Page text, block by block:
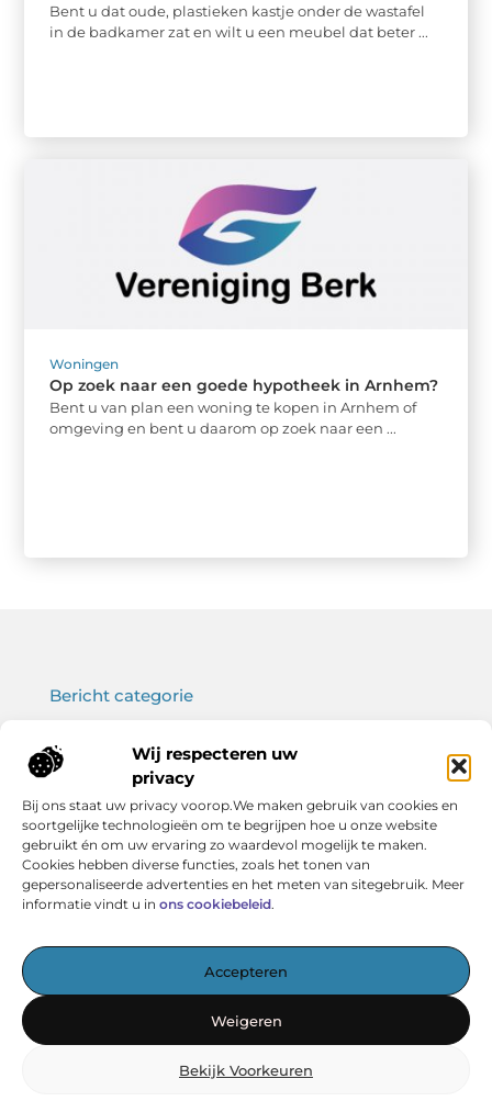
Wij respecteren uw
privacy
Bij ons staat uw privacy voorop.We maken gebruik van cookies en
soortgelijke technologieën om te begrijpen hoe u onze website
gebruikt én om uw ervaring zo waardevol mogelijk te maken.
Cookies hebben diverse functies, zoals het tonen van
gepersonaliseerde advertenties en het meten van sitegebruik. Meer
informatie vindt u in ons cookiebeleid.
Accepteren
Weigeren
Bekijk Voorkeuren
Bent u dat oude, plastieken kastje onder de wastafel
in de badkamer zat en wilt u een meubel dat beter ...
Woningen
Op zoek naar een goede hypotheek in Arnhem?
Bent u van plan een woning te kopen in Arnhem of
omgeving en bent u daarom op zoek naar een ...
Het startpunt voor kennis en inspiratie
— Verken boeiende artikelen, handige tips en verhelderende
vandaag nog wat Vereniging BERK voor jou in petto heeft!
Onze informatie
Bericht categorie